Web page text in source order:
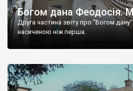
Богом дана Феодосія.
Друга частина звіту про "Богом
насиченою ніж перша.